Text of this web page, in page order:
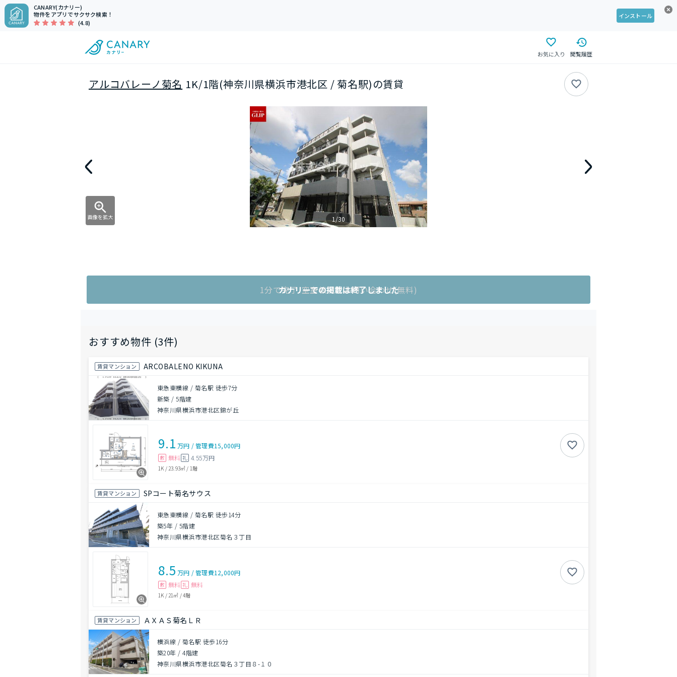
CANARY(カナリー)
物件をアプリでサクサク検索！
(4.8)
インストール
お気に入り 閲覧履歴
アルコバレーノ菊名 1K/1階(神奈川県横浜市港北区 / 菊名駅)の賃貸
画像を拡大 1/30
1分で完了!空室状況をお問い合わせ(無料)
カナリーでの掲載は終了しました
おすすめ物件 (3件)
賃貸マンション ARCOBALENO KIKUNA
東急東横線 / 菊名駅 徒歩7分
新築 /5階建
神奈川県横浜市港北区錦が丘
9.1 万円 /管理費15,000円
敷 無料 礼 4.55万円
1K / 23.93㎡ / 1階
賃貸マンション SPコート菊名サウス
東急東横線 / 菊名駅 徒歩14分
築5年 / 5階建
神奈川県横浜市港北区菊名３丁目
8.5 万円 /管理費12,000円
敷 無料 礼 無料
1K / 21㎡ /4階
賃貸マンション ＡＸＡＳ菊名ＬＲ
横浜線 / 菊名駅 徒歩16分
築20年 /4階建
神奈川県横浜市港北区菊名３丁目８-１０